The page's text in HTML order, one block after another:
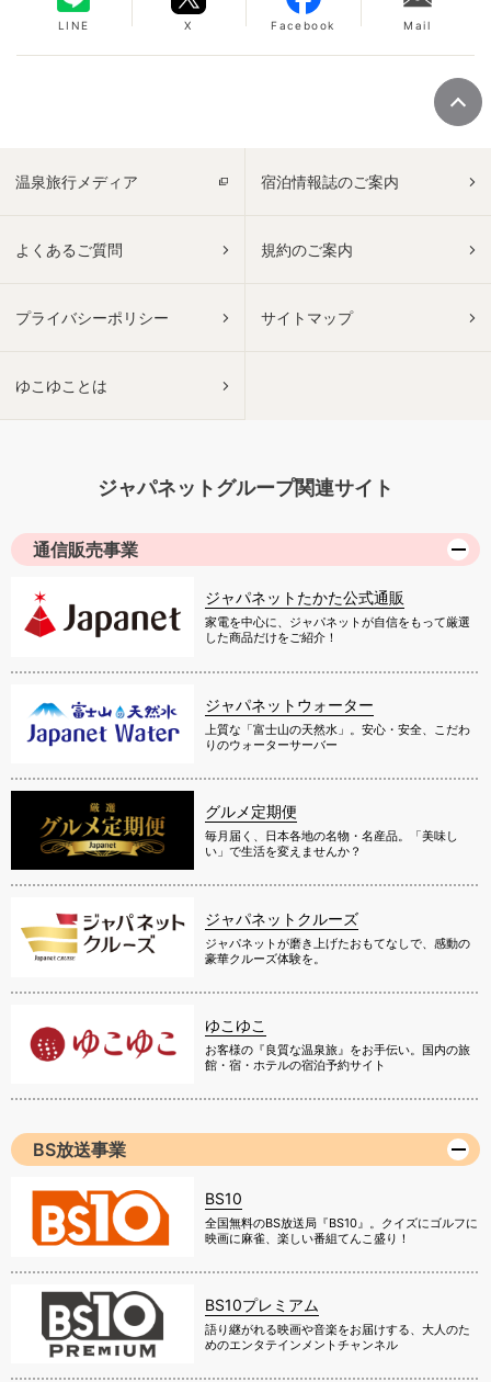
LINE X Facebook Mail
温泉旅行メディア 宿泊情報誌のご案内
よくあるご質問 規約のご案内
プライバシーポリシー サイトマップ
ゆこゆことは
ジャパネットグループ関連サイト
通信販売事業
ジャパネットたかた公式通販
家電を中心に、ジャパネットが自信をもって厳選
した商品だけをご紹介！
ジャパネットウォーター
上質な「富士山の天然水」。安心・安全、こだわ
りのウォーターサーバー
グルメ定期便
毎月届く、日本各地の名物・名産品。「美味し
い」で生活を変えませんか？
ジャパネットクルーズ
ジャパネットが磨き上げたおもてなしで、感動の
豪華クルーズ体験を。
ゆこゆこ
お客様の『良質な温泉旅』をお手伝い。国内の旅
館・宿・ホテルの宿泊予約サイト
BS放送事業
BS10
全国無料のBS放送局『BS10』。クイズにゴルフに
映画に麻雀、楽しい番組てんこ盛り！
BS10プレミアム
語り継がれる映画や音楽をお届けする、大人のた
めのエンタテインメントチャンネル